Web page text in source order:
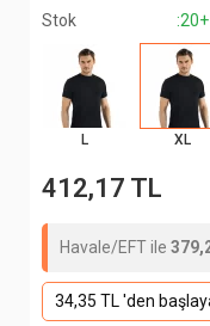
Stok
:20+
L XL
412,17 TL
Havale/EFT ile
34,35 TL 'den